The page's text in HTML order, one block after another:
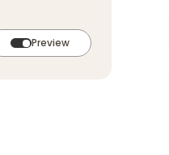
Preview